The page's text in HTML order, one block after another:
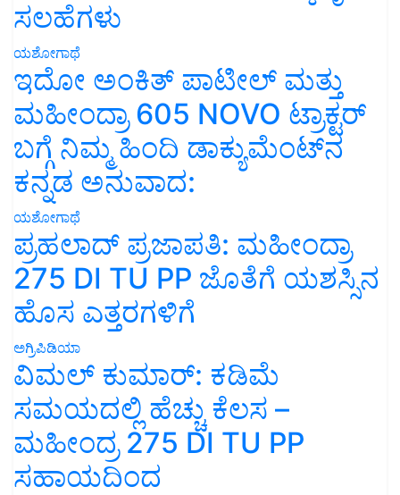
ಸಲಹೆಗಳು
ಯಶೋಗಾಥೆ
ಇದೋ ಅಂಕಿತ್ ಪಾಟೀಲ್ ಮತ್ತು
ಮಹೀಂದ್ರಾ 605 NOVO ಟ್ರಾಕ್ಟರ್
ಬಗ್ಗೆ ನಿಮ್ಮ ಹಿಂದಿ ಡಾಕ್ಯುಮೆಂಟ್‌ನ
ಕನ್ನಡ ಅನುವಾದ:
ಯಶೋಗಾಥೆ
ಪ್ರಹಲಾದ್ ಪ್ರಜಾಪತಿ: ಮಹೀಂದ್ರಾ
275 DI TU PP ಜೊತೆಗೆ ಯಶಸ್ಸಿನ
ಹೊಸ ಎತ್ತರಗಳಿಗೆ
ಅಗ್ರಿಪಿಡಿಯಾ
ವಿಮಲ್ ಕುಮಾರ್: ಕಡಿಮೆ
ಸಮಯದಲ್ಲಿ ಹೆಚ್ಚು ಕೆಲಸ –
ಮಹೀಂದ್ರ 275 DI TU PP
ಸಹಾಯದಿಂದ